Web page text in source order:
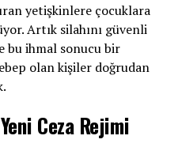
yetişkinlere çocuklara
Artık silahını güvenli
bu ihmal sonucu bir
olan kişiler doğrudan
Ceza Rejimi